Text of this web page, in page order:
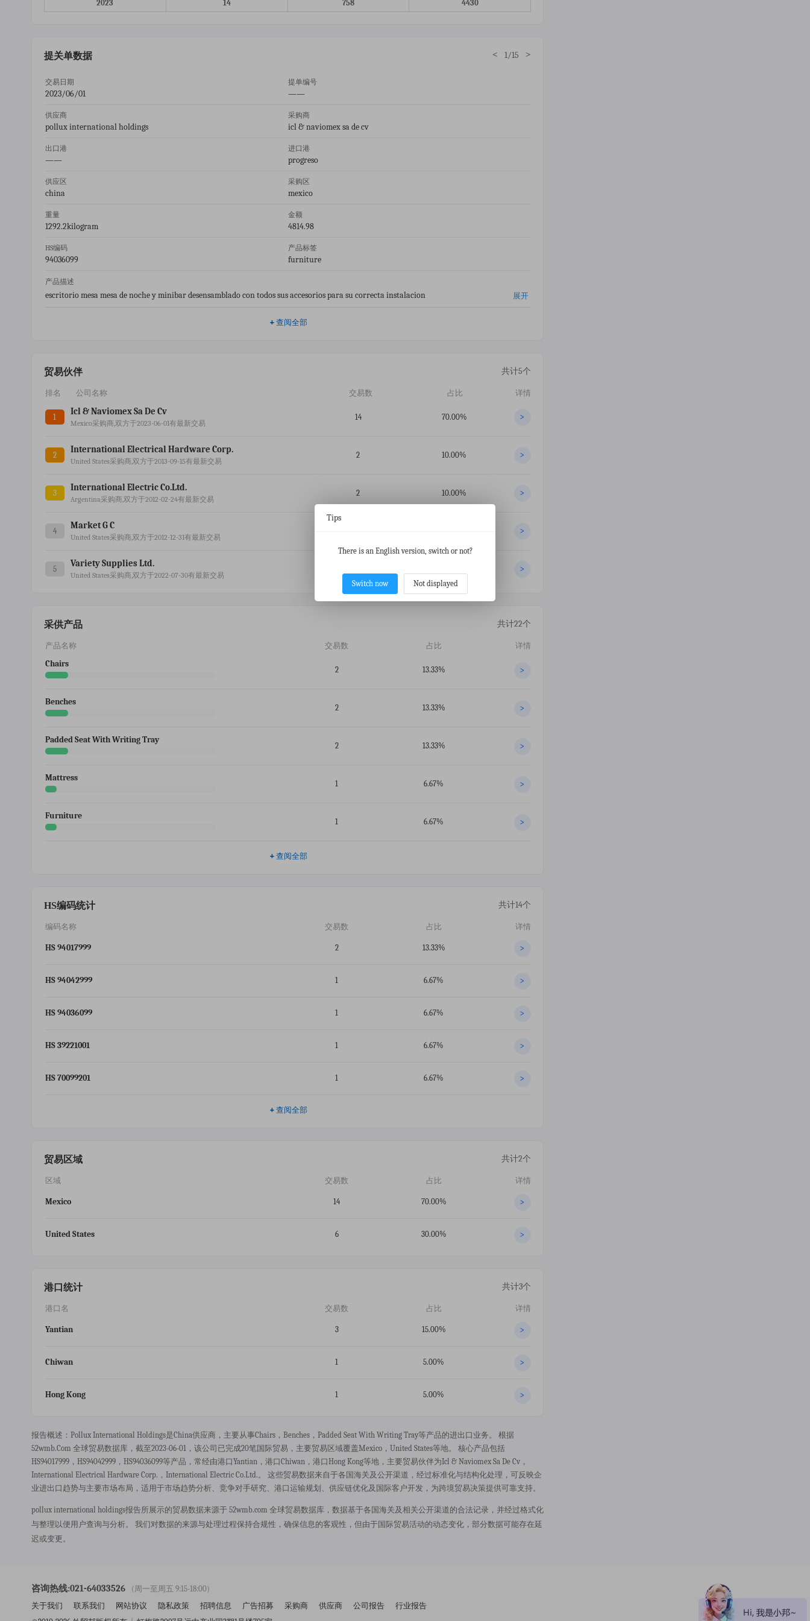
2023
14 758 4430
提关单数据 < 1/15 >
交易日期
2023/06/01
提单编号
——
供应商
pollux international holdings
采购商
icl & naviomex sa de cv
出口港
——
进口港
progreso
供应区
china
采购区
mexico
重量
1292.2kilogram
金额
4814.98
HS编码
94036099
产品标签
furniture
产品描述
escritorio mesa mesa de noche y minibar desensamblado con todos sus accesorios para su correcta instalacion 展开
+ 查阅全部
贸易伙伴 共计5个
排名 公司名称 交易数 占比 详情
1
Icl & Naviomex Sa De Cv
Mexico采购商,双方于2023-06-01有最新交易
14 70.00% >
2
International Electrical Hardware Corp.
United States采购商,双方于2013-09-15有最新交易
2 10.00% >
3
International Electric Co.ltd.
Argentina采购商,双方于2012-02-24有最新交易
2 10.00% >
4
Market G C
United States采购商,双方于2012-12-31有最新交易
>
5
Variety Supplies Ltd.
United States采购商,双方于2022-07-30有最新交易
>
采供产品 共计22个
产品名称 交易数 占比 详情
Chairs
2 13.33% >
Benches
2 13.33% >
Padded Seat With Writing Tray
2 13.33% >
Mattress
1 6.67% >
Furniture
1 6.67% >
+ 查阅全部
HS编码统计 共计14个
编码名称 交易数 占比 详情
HS 94017999 2 13.33% >
HS 94042999 1 6.67% >
HS 94036099 1 6.67% >
HS 39221001 1 6.67% >
HS 70099201 1 6.67% >
+ 查阅全部
贸易区域 共计2个
区域 交易数 占比 详情
Mexico 14 70.00% >
United States 6 30.00% >
港口统计 共计3个
港口名 交易数 占比 详情
Yantian 3 15.00% >
Chiwan 1 5.00% >
Hong Kong 1 5.00% >
报告概述：pollux International Holdings是china供应商，主要从事chairs，benches，padded Seat With Writing Tray等产品的进出口业务。 根据
52wmb.com 全球贸易数据库，截至2023-06-01，该公司已完成20笔国际贸易，主要贸易区域覆盖mexico，united States等地。 核心产品包括
HS94017999，HS94042999，HS94036099等产品，常经由港口yantian，港口chiwan，港口hong Kong等地，主要贸易伙伴为icl & Naviomex Sa De Cv，
International Electrical Hardware Corp.，international Electric Co.ltd.。 这些贸易数据来自于各国海关及公开渠道，经过标准化与结构化处理，可反映企
业进出口趋势与主要市场布局，适用于市场趋势分析、竞争对手研究、港口运输规划、供应链优化及国际客户开发，为跨境贸易决策提供可靠支持。
pollux international holdings报告所展示的贸易数据来源于 52wmb.com 全球贸易数据库，数据基于各国海关及相关公开渠道的合法记录，并经过格式化
与整理以便用户查询与分析。 我们对数据的来源与处理过程保持合规性，确保信息的客观性，但由于国际贸易活动的动态变化，部分数据可能存在延
迟或变更。
咨询热线:021-64033526
(周一至周五 9:15-18:00)
关于我们
联系我们 网站协议 隐私政策 招聘信息 广告招募 采购商 供应商 公司报告
行业报告
Tips
There is an English version, switch or not?
Switch now Not displayed